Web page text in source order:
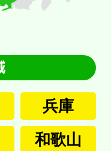
兵庫
和歌山